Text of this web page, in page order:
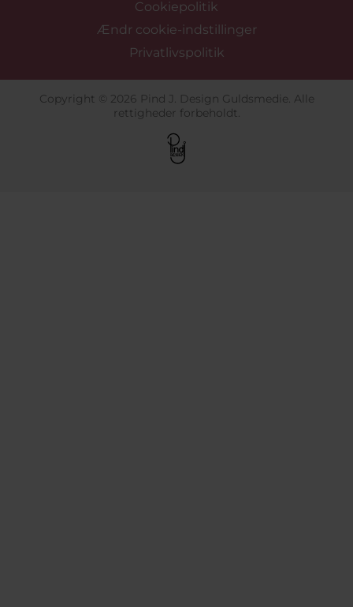
Cookiepolitik
Ændr cookie-indstillinger
Privatlivspolitik
Copyright © 2026 Pind J. Design Guldsmedie. Alle
rettigheder forbeholdt.